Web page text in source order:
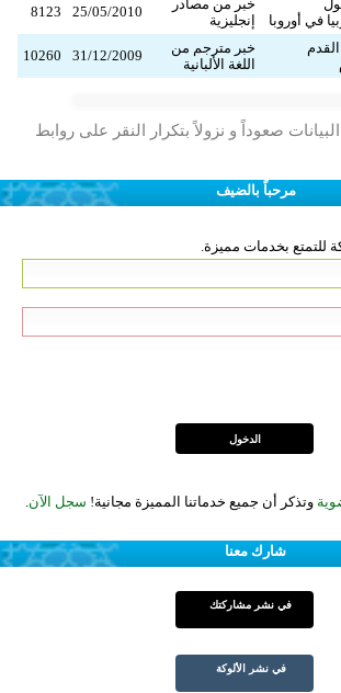
في أوروبا
خبر من مصادر
إنجليزية
25/05/2010
8123
خبر مترجم من
اللغة الألبانية
31/12/2009
10260
صعوداً و نزولاً بتكرار النقر على روابط
مرحباً بالضيف
للتمتع بخدمات مميزة.
وتذكر أن جميع خدماتنا المميزة مجانية! سجل الآن.
شارك معنا
في نشر مشاركتك
في نشر الألوكة